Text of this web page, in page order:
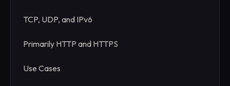
TCP, UDP, and IPv6
Primarily HTTP and HTTPS
Use Cases